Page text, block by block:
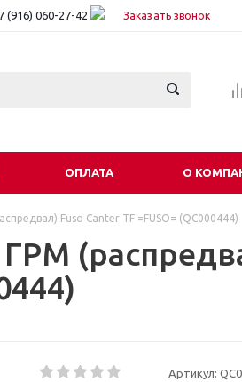
(916) 060-27-42 Заказать звонок
ОПЛАТА О
Fuso Canter TF =FUSO= (QC000444)
Артикул: